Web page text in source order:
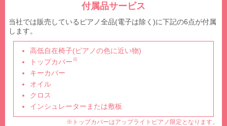
付属品サービス
当社では販売しているピアノ全品(電子は除く)に下記の6点が付属
します。
高低自在椅子(ピアノの色に近い物)
トップカバー※
キーカバー
オイル
クロス
インシュレーターまたは敷板
※トップカバーはアップライトピアノ限定となります。